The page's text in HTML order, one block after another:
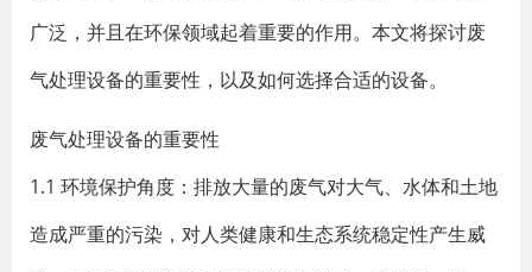
广泛，并且在环保领域起着重要的作用。本文将探讨废
气处理设备的重要性，以及如何选择合适的设备。
废气处理设备的重要性
1.1 环境保护角度：排放大量的废气对大气、水体和土地
造成严重的污染，对人类健康和生态系统稳定性产生威